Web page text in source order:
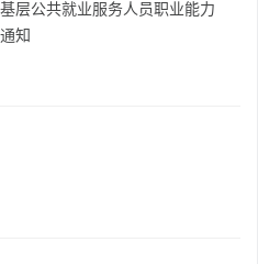
层公共就业服务人员职业能力
知